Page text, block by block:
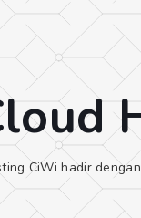
CiWi hadir